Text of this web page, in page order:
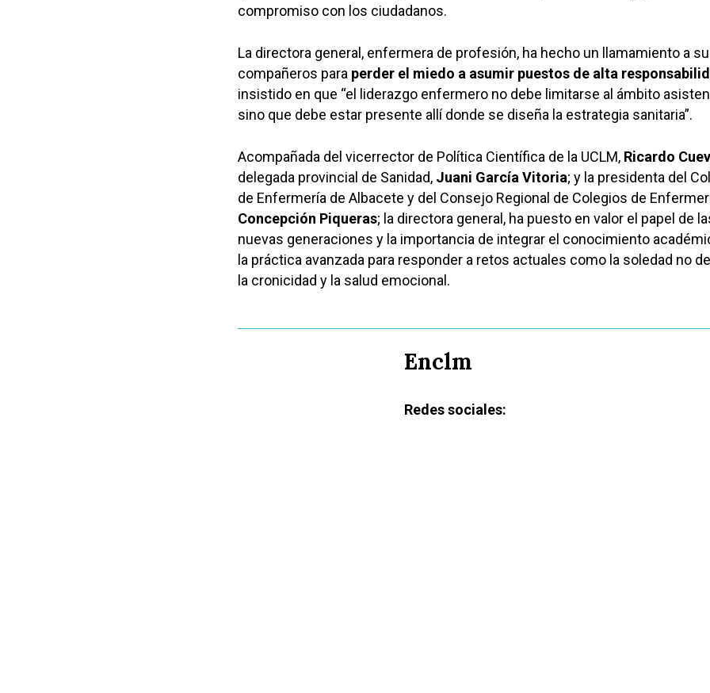
compromiso con los ciudadanos.
La directora general, enfermera de profesión, ha hecho un llamamiento a
compañeros para perder el miedo a asumir puestos de alta
insistido en que “el liderazgo enfermero no debe limitarse al ámbito
sino que debe estar presente allí donde se diseña la estrategia sanitaria”.
Acompañada del vicerrector de Política Científica de la UCLM, Ricardo
delegada provincial de Sanidad, Juani García Vitoria; y la presidenta del
de Enfermería de Albacete y del Consejo Regional de Colegios de
Concepción Piqueras; la directora general, ha puesto en valor el papel de
nuevas generaciones y la importancia de integrar el conocimiento
la práctica avanzada para responder a retos actuales como la soledad no
la cronicidad y la salud emocional.
Enclm
Redes sociales: